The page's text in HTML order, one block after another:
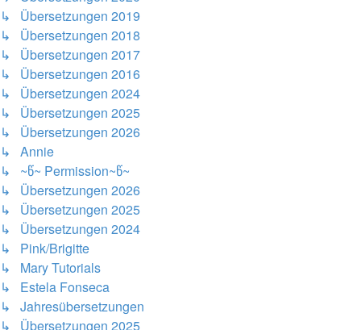
↳ Übersetzungen 2019
↳ Übersetzungen 2018
↳ Übersetzungen 2017
↳ Übersetzungen 2016
↳ Übersetzungen 2024
↳ Übersetzungen 2025
↳ Übersetzungen 2026
↳ Annie
↳ ~წ~ Permission~წ~
↳ Übersetzungen 2026
↳ Übersetzungen 2025
↳ Übersetzungen 2024
↳ Pink/Brigitte
↳ Mary Tutorials
↳ Estela Fonseca
↳ Jahresübersetzungen
↳ Übersetzungen 2025